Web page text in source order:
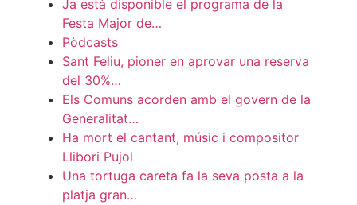
Ja està disponible el programa de la
Festa Major de…
Pòdcasts
Sant Feliu, pioner en aprovar una reserva
del 30%…
Els Comuns acorden amb el govern de la
Generalitat…
Ha mort el cantant, músic i compositor
Llibori Pujol
Una tortuga careta fa la seva posta a la
platja gran…